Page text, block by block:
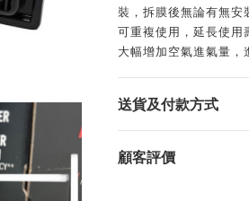
裝，拆膜後無論有無安
可重複使用，延長使用
大幅增加空氣進氣量，
送貨及付款方式
顧客評價